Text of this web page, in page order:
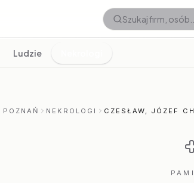
Ludzie
POZNAŃ NEKROLOGI CZESŁAW, JÓZEF